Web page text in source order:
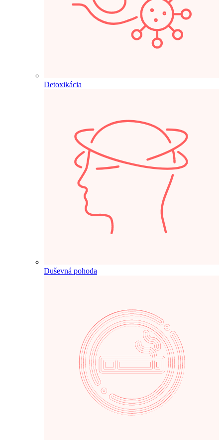
Detoxikácia
Duševná pohoda